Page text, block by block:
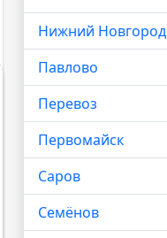
Нижний Новгород
Павлово
Перевоз
Первомайск
Саров
Семёнов